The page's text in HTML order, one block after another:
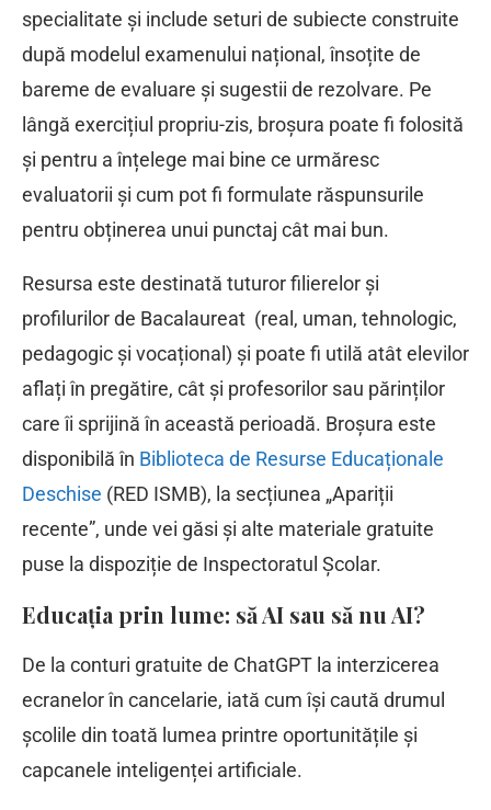
specialitate și include seturi de subiecte construite
după modelul examenului național, însoțite de
bareme de evaluare și sugestii de rezolvare. Pe
lângă exercițiul propriu-zis, broșura poate fi folosită
și pentru a înțelege mai bine ce urmăresc
evaluatorii și cum pot fi formulate răspunsurile
pentru obținerea unui punctaj cât mai bun.
Resursa este destinată tuturor filierelor și
profilurilor de Bacalaureat (real, uman, tehnologic,
pedagogic și vocațional) și poate fi utilă atât elevilor
aflați în pregătire, cât și profesorilor sau părinților
care îi sprijină în această perioadă. Broșura este
disponibilă în Biblioteca de Resurse Educaționale
Deschise (RED ISMB), la secțiunea „Apariții
recente”, unde vei găsi și alte materiale gratuite
puse la dispoziție de Inspectoratul Școlar.
Educația prin lume: să AI sau să nu AI?
De la conturi gratuite de ChatGPT la interzicerea
ecranelor în cancelarie, iată cum își caută drumul
școlile din toată lumea printre oportunitățile și
capcanele inteligenței artificiale.